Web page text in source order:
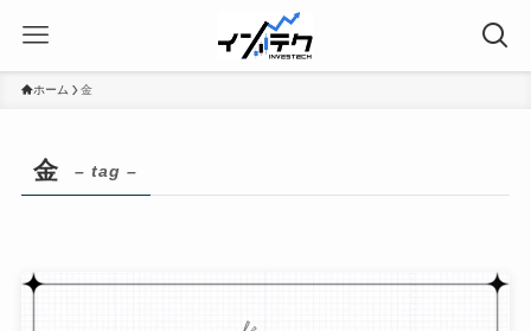
ホーム 金
金 – tag –